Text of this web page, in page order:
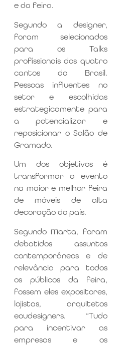
e da feira.
Segundo a designer,
foram selecionados
para os Talks
profissionais dos quatro
cantos do Brasil.
Pessoas influentes no
setor e escolhidas
estrategicamente para
a potencializar e
reposicionar o Salão de
Gramado.
Um dos objetivos é
transformar o evento
na maior e melhor feira
de móveis de alta
decoração do país.
Segundo Marta, foram
debatidos assuntos
contemporâneos e de
relevância para todos
os públicos da feira,
fossem eles expositores,
lojistas, arquitetos
eoudesigners. “Tudo
para incentivar as
empresas e os